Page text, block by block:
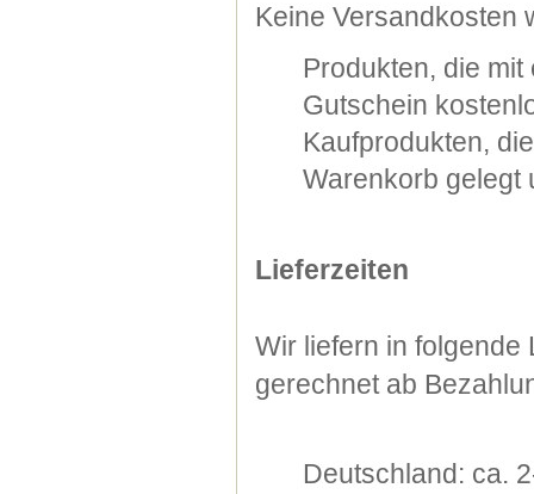
Keine Versandkosten
Produkten, die
Gutschein
Kaufprodukten,
Warenkorb gelegt
Lieferzeiten
Wir liefern in folgende
gerechnet ab
Deutschland: ca.